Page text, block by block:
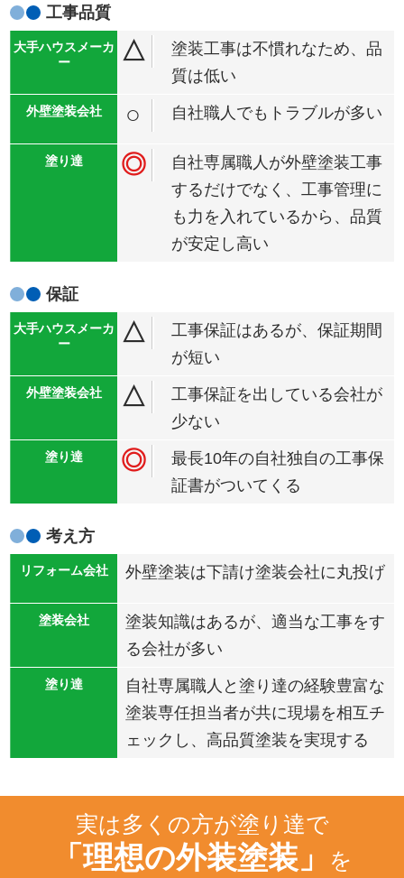
工事品質
△
塗装工事は不慣れなため、品
質は低い
○ 自社職人でもトラブルが多い
◎
自社専属職人が外壁塗装工事
するだけでなく、工事管理に
も力を入れているから、品質
が安定し高い
保証
△
工事保証はあるが、保証期間
が短い
△
工事保証を出している会社が
少ない
◎
最長10年の自社独自の工事保
証書がついてくる
考え方
外壁塗装は下請け塗装会社に丸投げ
塗装知識はあるが、適当な工事をす
る会社が多い
自社専属職人と塗り達の経験豊富な
塗装専任担当者が共に現場を相互チ
ェックし、高品質塗装を実現する
実は多くの方が塗り達で
「理想の外装塗装」
を